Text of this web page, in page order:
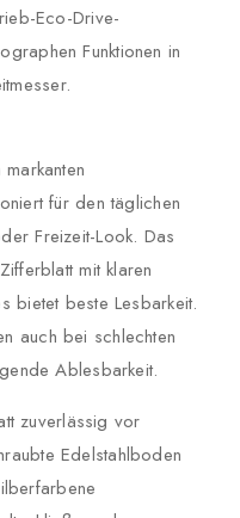
Eco-Drive-
Funktionen in
für den täglichen
Freizeit-Look. Das
mit klaren
bietet beste Lesbarkeit.
auch bei schlechten
Ablesbarkeit.
zuverlässig vor
Edelstahlboden